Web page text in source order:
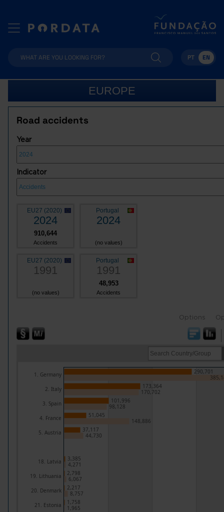
PT EN
EUROPE
Road accidents
Year
Indicator
EU27 (2020)
2024
910,644
Accidents
Portugal
2024
(no values)
EU27 (2020)
1991
(no values)
Portugal
1991
48,953
Accidents
Options
1. Germany
2. Italy
3. Spain
4. France
5. Austria
18. Latvia
19. Lithuania
20. Denmark
21. Estonia
290,701
173,364
101,996
51,045
37,117
3,385
2,798
2,217
1,758
170,702
98,128
148,886
44,730
4,271
6,067
8,757
1,965